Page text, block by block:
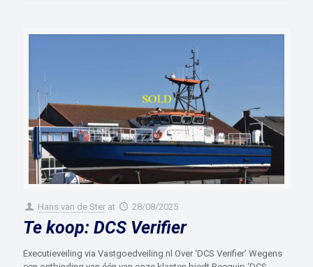
Hans van de Ster at 28/08/2025
Te koop: DCS Verifier
Executieveiling via Vastgoedveiling.nl Over ‘DCS Verifier’ Wegens